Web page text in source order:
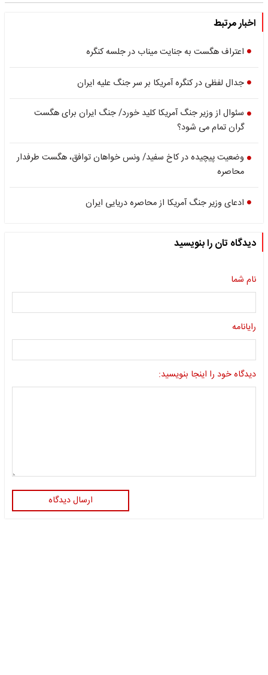
اخبار مرتبط
اعتراف هگست به جنایت میناب در جلسه کنگره
جدال لفظی در کنگره آمریکا بر سر جنگ علیه ایران
سئوال از وزیر جنگ آمریکا کلید خورد/ جنگ ایران برای هگست
گران تمام می شود؟
وضعیت پیچیده در کاخ سفید/ ونس خواهان توافق، هگست طرفدار
محاصره
ادعای وزیر جنگ آمریکا از محاصره دریایی ایران
دیدگاه تان را بنویسید
نام شما
رایانامه
دیدگاه خود را اینجا بنویسید:
ارسال دیدگاه